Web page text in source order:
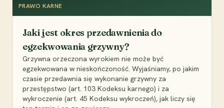
PRAWO KARNE
Jaki jest okres przedawnienia do
egzekwowania grzywny?
Grzywna orzeczona wyrokiem nie może być
egzekwowana w nieskończoność. Wyjaśniamy, po jakim
czasie przedawnia się wykonanie grzywny za
przestępstwo (art. 103 Kodeksu karnego) i za
wykroczenie (art. 45 Kodeksu wykroczeń), jak liczy się